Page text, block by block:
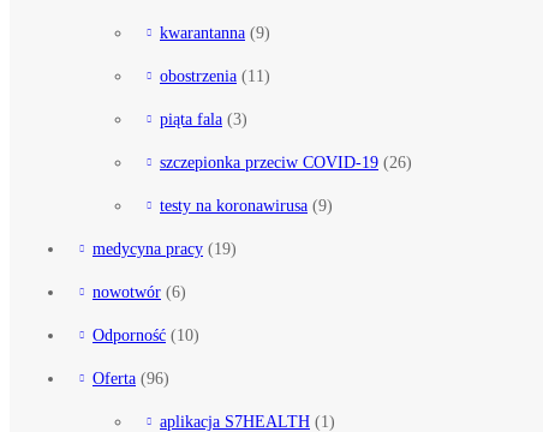
kwarantanna (9)
obostrzenia (11)
piąta fala (3)
szczepionka przeciw COVID-19 (26)
testy na koronawirusa (9)
medycyna pracy (19)
nowotwór (6)
Odporność (10)
Oferta (96)
aplikacja S7HEALTH (1)